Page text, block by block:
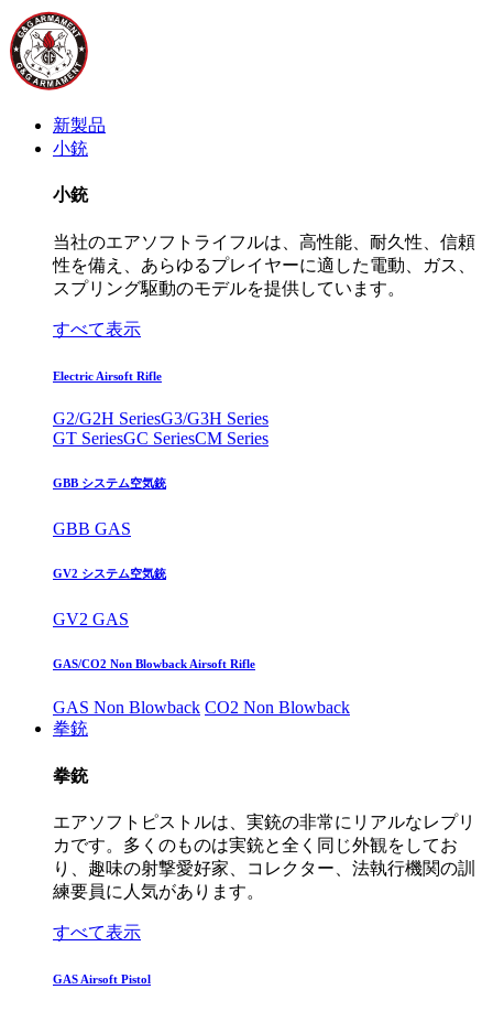
新製品
小銃
小銃
当社のエアソフトライフルは、高性能、耐久性、信頼
性を備え、あらゆるプレイヤーに適した電動、ガス、
スプリング駆動のモデルを提供しています。
すべて表示
Electric Airsoft Rifle
G2/G2H SeriesG3/G3H Series
GT SeriesGC SeriesCM Series
GBB システム空気銃
GBB GAS
GV2 システム空気銃
GV2 GAS
GAS/CO2 Non Blowback Airsoft Rifle
GAS Non Blowback CO2 Non Blowback
拳銃
拳銃
エアソフトピストルは、実銃の非常にリアルなレプリ
カです。多くのものは実銃と全く同じ外観をしてお
り、趣味の射撃愛好家、コレクター、法執行機関の訓
練要員に人気があります。
すべて表示
GAS Airsoft Pistol